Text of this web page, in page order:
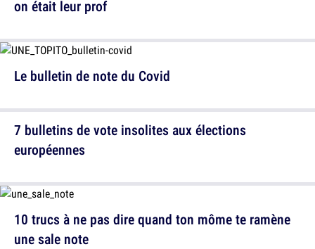
on était leur prof
7 bulletins de vote insolites aux élections
européennes
Le bulletin de note du Covid
10 trucs à ne pas dire quand ton môme te ramène
une sale note